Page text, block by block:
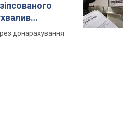
донарахування